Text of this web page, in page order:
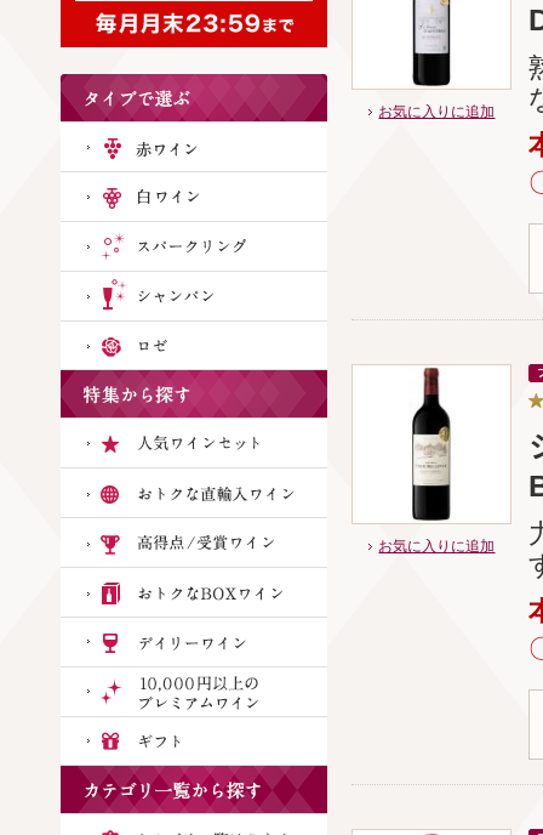
お気に入りに追加
お気に入りに追加